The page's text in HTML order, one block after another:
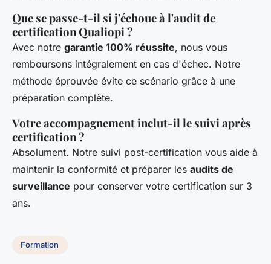
Que se passe-t-il si j'échoue à l'audit de
certification Qualiopi ?
Avec notre garantie 100% réussite, nous vous
remboursons intégralement en cas d'échec. Notre
méthode éprouvée évite ce scénario grâce à une
préparation complète.
Votre accompagnement inclut-il le suivi après
certification ?
Absolument. Notre suivi post-certification vous aide à
maintenir la conformité et préparer les audits de
surveillance pour conserver votre certification sur 3
ans.
Formation